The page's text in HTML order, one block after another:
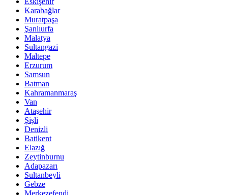
Karabağlar
Muratpaşa
Şanlıurfa
Malatya
Sultangazi
Maltepe
Erzurum
Samsun
Batman
Kahramanmaraş
Van
Ataşehir
Şişli
Denizli
Batikent
Elazığ
Zeytinburnu
Adapazarı
Sultanbeyli
Gebze
Merkezefendi